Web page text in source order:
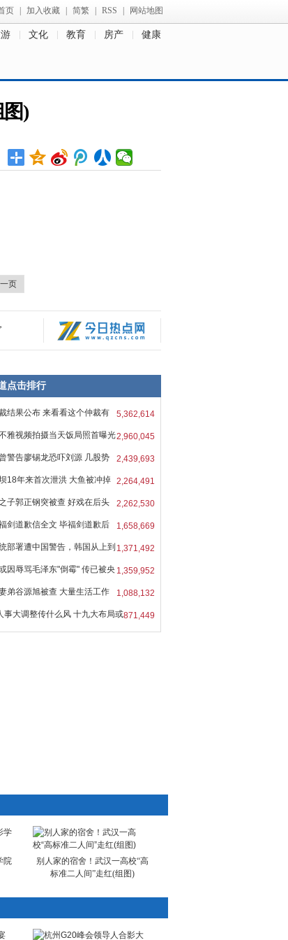
页 加入收藏 简繁 RSS 网站地图
文化 教育 房产 健康
)
页
点击排行
5,362,614
结果公布 来看看这个仲裁有
2,960,045
雅视频拍摄当天饭局照首曝光
2,439,693
警告廖锡龙恐吓刘源 几股势
2,264,491
18年来首次泄洪 大鱼被冲掉
2,262,530
子郭正钢突被查 好戏在后头
1,658,669
剑道歉信全文 毕福剑道歉后
1,371,492
部署遭中国警告，韩国从上到
1,359,952
因辱骂毛泽东"倒霉" 传已被央
1,088,132
弟谷源旭被查 大量生活工作
871,449
事大调整传什么风 十九大布局或
院
别人家的宿舍！武汉一高校“高
标准二人间”走红(组图)